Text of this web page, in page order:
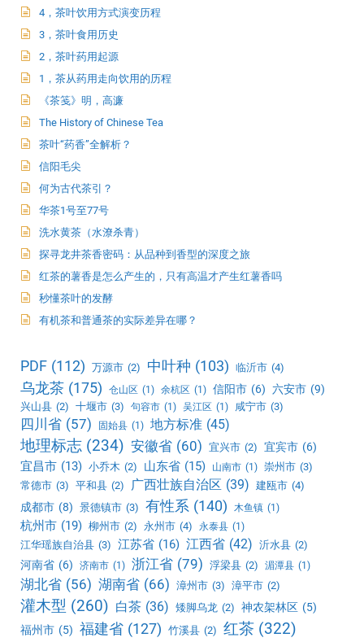
4，茶叶饮用方式演变历程
3，茶叶食用历史
2，茶叶药用起源
1，茶从药用走向饮用的历程
《茶笺》明，高濂
The History of Chinese Tea
茶叶“药香”全解析？
信阳毛尖
何为古代茶引？
华茶1号至77号
洗水黄茶（水潦杀青）
探寻龙井茶香密码：从品种到香型的深度之旅
红茶的薯香是怎么产生的，只有高温才产生红薯香吗
秒懂茶叶的发酵
有机茶和普通茶的实际差异在哪？
PDF (112) 万源市 (2) 中叶种 (103) 临沂市 (4)
乌龙茶 (175) 仓山区 (1) 余杭区 (1) 信阳市 (6) 六安市 (9)
兴山县 (2) 十堰市 (3) 句容市 (1) 吴江区 (1) 咸宁市 (3)
四川省 (57) 固始县 (1) 地方标准 (45)
地理标志 (234) 安徽省 (60) 宜兴市 (2) 宜宾市 (6)
宜昌市 (13) 小乔木 (2) 山东省 (15) 山南市 (1) 崇州市 (3)
常德市 (3) 平和县 (2) 广西壮族自治区 (39) 建瓯市 (4)
成都市 (8) 景德镇市 (3) 有性系 (140) 木鱼镇 (1)
杭州市 (19) 柳州市 (2) 永州市 (4) 永泰县 (1)
江华瑶族自治县 (3) 江苏省 (16) 江西省 (42) 沂水县 (2)
河南省 (6) 济南市 (1) 浙江省 (79) 浮梁县 (2) 湄潭县 (1)
湖北省 (56) 湖南省 (66) 漳州市 (3) 漳平市 (2)
灌木型 (260) 白茶 (36) 矮脚乌龙 (2) 神农架林区 (5)
福州市 (5) 福建省 (127) 竹溪县 (2) 红茶 (322)